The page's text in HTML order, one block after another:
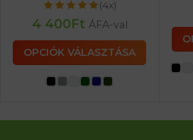
(4x)
4 400Ft ÁFA-val
OPCIÓK VÁLASZTÁSA